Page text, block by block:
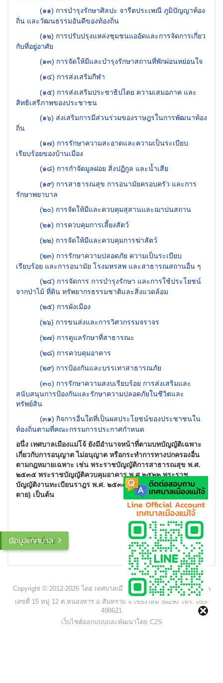
ข้อมูลเทศบาล
(๑๑) การบำรุงรักษาศิลปะ จารีตประเพณี ภูมิปัญญาท้อง
ถิ่น และวัฒนธรรมอันดีของท้องถิ่น
(๑๒) การปรับปรุงแหล่งชุมชนแออัดและการจัดการเกี่ยว
กับที่อยู่อาศัย
(๑๓) การจัดให้มีและบำรุงรักษาสถานที่พักผ่อนหย่อนใจ
(๑๔) การส่งเสริมกีฬา
(๑๕) การส่งเสริมประชาธิปไตย ความเสมอภาค และ
สิทธิเสรีภาพของประชาชน
(๑๖) ส่งเสริมการมีส่วนร่วมของราษฎรในการพัฒนาท้อง
ถิ่น
(๑๗) การรักษาความสะอาดและความเป็นระเบียบ
เรียบร้อยของบ้านเมือง
(๑๘) การกำจัดมูลฝอย สิ่งปฏิกูล และน้ำเสีย
(๑๙) การสาธารณสุข การอนามัยครอบครัว และการ
รักษาพยาบาล
(๒๐) การจัดให้มีและควบคุมสุสานและฌาปนสถาน
(๒๑) การควบคุมการเลี้ยงสัตว์
(๒๒) การจัดให้มีและควบคุมการฆ่าสัตว์
(๒๓) การรักษาความปลอดภัย ความเป็นระเบียบ
เรียบร้อย และการอนามัย โรงมหรสพ และสาธารณสถานอื่น ๆ
(๒๔) การจัดการ การบำรุงรักษา และการใช้ประโยชน์
จากป่าไม้ ที่ดิน ทรัพยากรธรรมชาติและสิ่งแวดล้อม
(๒๕) การผังเมือง
(๒๖) การขนส่งและการวิศวกรรมจราจร
(๒๗) การดูแลรักษาที่สาธารณะ
(๒๘) การควบคุมอาคาร
(๒๙) การป้องกันและบรรเทาสาธารณภัย
(๓๐) การรักษาความสงบเรียบร้อย การส่งเสริมและ
สนับสนุนการป้องกันและรักษาความปลอดภัยในชีวิตและ
ทรัพย์สิน
(๓๑) กิจการอื่นใดที่เป็นผลประโยชน์ของประชาชนใน
ท้องถิ่นตามที่คณะกรรมการประกาศกำหนด
อนึ่ง เทศบาลเมืองแม่โจ้ ยังมีอำนาจหน้าที่ตามบทบัญญัติเฉพาะ
เกี่ยวกับการอนุญาต ไม่อนุญาต หรือกระทำการทางปกครองอื่น
ตามกฎหมายเฉพาะ เช่น พระราชบัญญัติการสาธารณสุข พ.ศ.
๒๕๓๕ พระราชบัญญัติควบคุมอาคาร พ.ศ.๒๕๒๒ พระราช
บัญญัติงานทะเบียนราฎร พ.ศ. ๒๕๓๔ (เฉพาะการเเจ้งเกิดเเจ้ง
ตาย) เป็นต้น
แชร์ให้เพื่อน:
Copyright © 2012-2026 โดย เทศบาลเมืองแม่โจ้ - www.maejocity.go.th
เลขที่ 15 หมู่ 12 ต.หนองหาร อ.สันทราย จ.เชียงใหม่ 50290 โทร. 053-
498621
เว็บไซต์ออกแบบและพัฒนาโดย C2S